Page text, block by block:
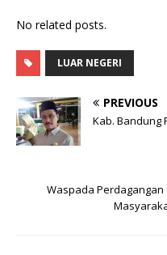
m
ai at
s
A
p
p
g
ra
m
b
o
No related posts.
LUAR NEGERI
PREVIOUS
Kab. Bandung
Waspada Perdagangan